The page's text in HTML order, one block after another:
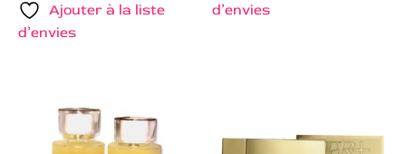
Ajouter à la liste
d’envies
d’envies